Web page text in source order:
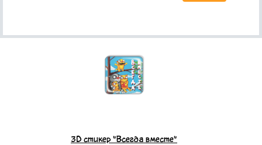
3D стикер "Всегда вместе"